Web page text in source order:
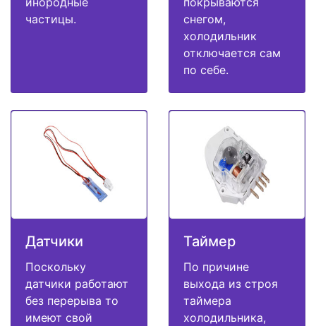
частицы.
снегом,
холодильник
отключается сам
по себе.
Датчики
Поскольку
датчики работают
без перерыва то
имеют свой
Таймер
По причине
выхода из строя
таймера
холодильника,